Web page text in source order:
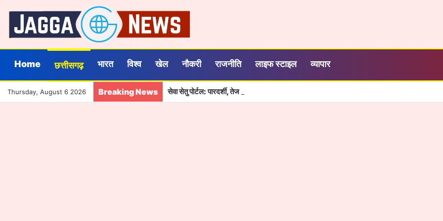
Home छत्तीसगढ़ भारत विश्व खेल नौकरी राजनीति लाइफ स्टाइल व्यापार
Thursday, August 6 2026 Breaking News सेवा सेतु पोर्टल: पारदर्शी, तेज और आसान हुई सरकारी सेवाओं की व्यवस्था